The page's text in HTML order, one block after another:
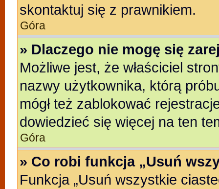
skontaktuj się z prawnikiem.
Góra
» Dlaczego nie mogę się
Możliwe jest, że właściciel
nazwy użytkownika, którą
mógł też zablokować
dowiedzieć się więcej na ten
Góra
» Co robi funkcja „Usuń
Funkcja „Usuń wszystkie